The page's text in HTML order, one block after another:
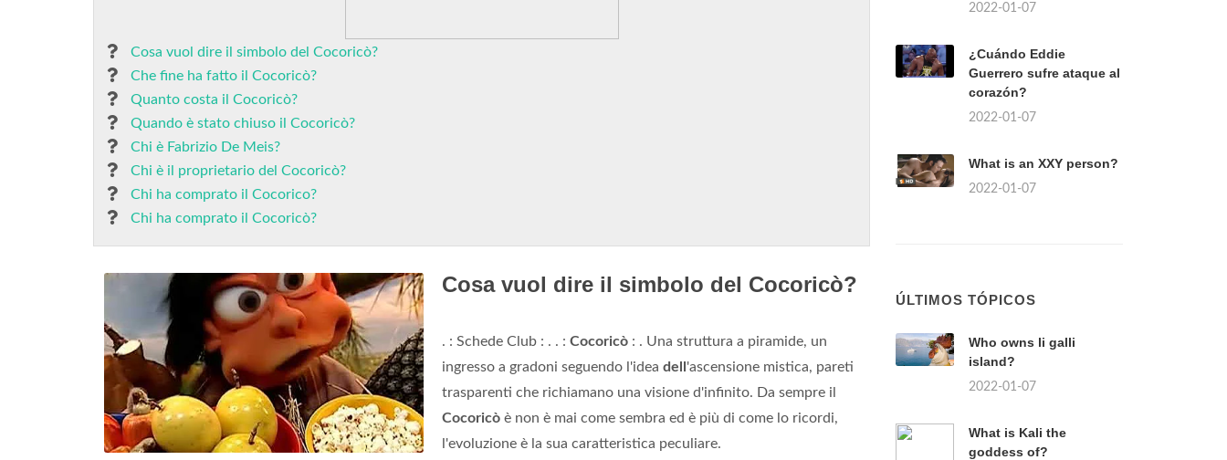
Cosa vuol dire il simbolo del Cocoricò?
Che fine ha fatto il Cocoricò?
Quanto costa il Cocoricò?
Quando è stato chiuso il Cocoricò?
Chi è Fabrizio De Meis?
Chi è il proprietario del Cocoricò?
Chi ha comprato il Cocorico?
Chi ha comprato il Cocoricò?
Cosa vuol dire il simbolo del Cocoricò?
. : Schede Club : . . : Cocoricò : . Una struttura a piramide, un
ingresso a gradoni seguendo l'idea dell 'ascensione mistica, pareti
trasparenti che richiamano una visione d'infinito. Da sempre il
Cocoricò è non è mai come sembra ed è più di come lo ricordi,
l'evoluzione è la sua caratteristica peculiare.
2022-01-07
¿Cuándo Eddie
Guerrero sufre ataque al
corazón?
2022-01-07
What is an XXY person?
2022-01-07
ÚLTIMOS TÓPICOS
Who owns li galli
island?
2022-01-07
What is Kali the
goddess of?